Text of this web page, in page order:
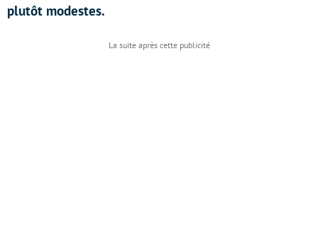
plutôt modestes.